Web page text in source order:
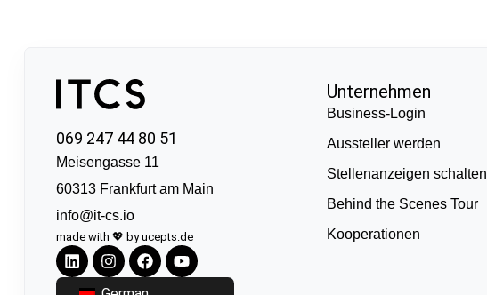
069 247 44 80 51
Meisengasse 11
60313 Frankfurt am Main
info@it-cs.io
made with 💖 by ucepts.de
Unternehmen
Business-Login
Aussteller werden
Stellenanzeigen schalten
Behind the Scenes Tour
Kooperationen